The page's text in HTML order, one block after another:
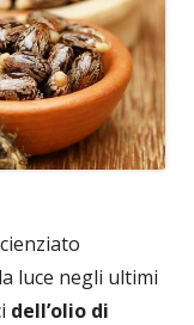
luce negli ultimi
dell’olio di